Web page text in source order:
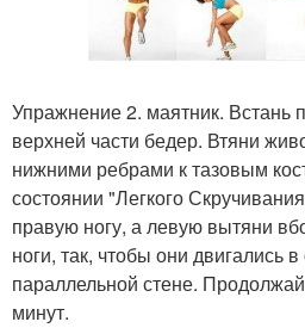
Упражнение 2. маятник. Встань
верхней части бедер. Втяни
нижними ребрами к тазовым
состоянии "Легкого
правую ногу, а левую вытяни
ноги, так, чтобы они двигались
параллельной стене.
минут.